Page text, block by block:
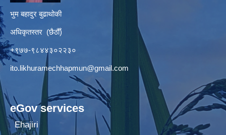
भुम बहादुर बुढाथोकी
अधिकृतस्तर (छैठौँ)
+९७७-९८४४३०२२३०
ito.likhuramechhapmun@gmail.com
eGov services
Ehajiri